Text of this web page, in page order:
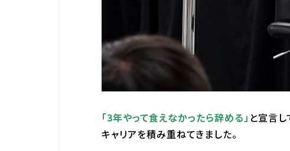
「3年やって食えなかったら辞める」 と宣言
キャリアを積み重ねてきました。